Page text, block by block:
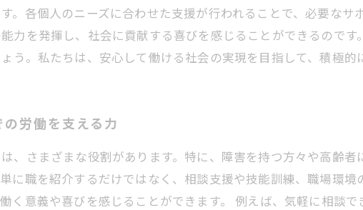
。各個人のニーズに合わせた支援が行われることで、必要なサ
力を発揮し、社会に貢献する喜びを感じることができるので
う。私たちは、安心して働ける社会の実現を目指して、積極的
労働を支える力
、さまざまな役割があります。特に、障害を持つ方々や高齢
に職を紹介するだけではなく、相談支援や技能訓練、職場環
く意義や喜びを感じることができます。 例えば、気軽に相談